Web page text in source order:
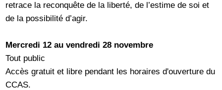
retrace la reconquête de la liberté, de l’estime de soi et
de la possibilité d’agir.
Mercredi 12 au vendredi 28 novembre
Tout public
Accès gratuit et libre pendant les horaires d'ouverture du
CCAS.